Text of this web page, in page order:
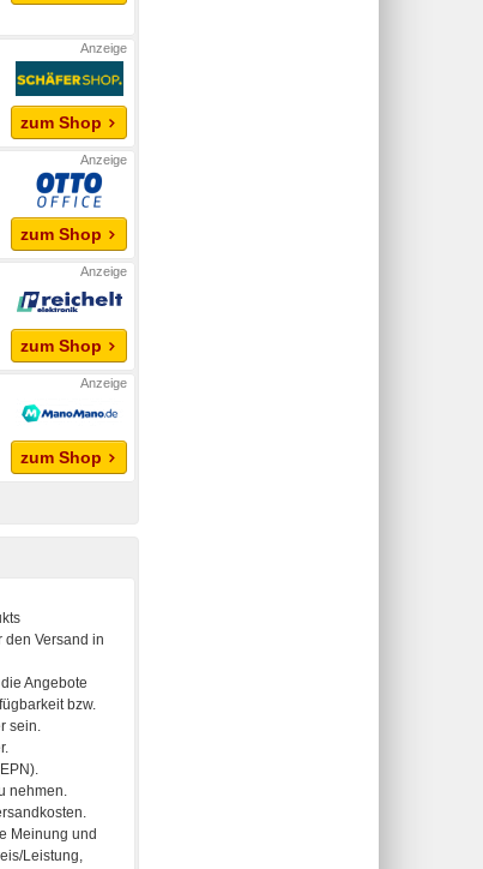
zum Shop
zum Shop
zum Shop
zum Shop